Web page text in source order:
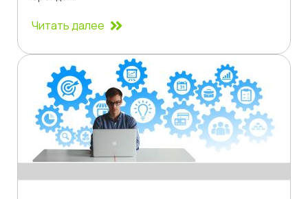
Читать далее